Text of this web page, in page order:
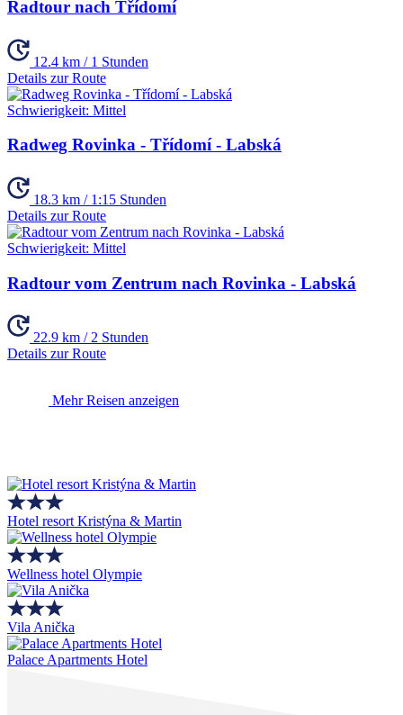
Radtour nach Třídomí
12.4 km / 1 Stunden
Details zur Route
Schwierigkeit: Mittel
Radweg Rovinka - Třídomí - Labská
18.3 km / 1:15 Stunden
Details zur Route
Schwierigkeit: Mittel
Radtour vom Zentrum nach Rovinka - Labská
22.9 km / 2 Stunden
Details zur Route
Mehr Reisen anzeigen
Hotel resort Kristýna & Martin
Wellness hotel Olympie
Vila Anička
Palace Apartments Hotel